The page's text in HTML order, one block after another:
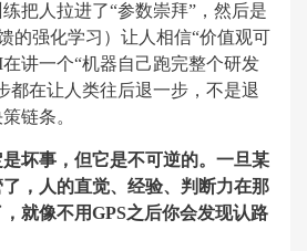
把人拉进了“参数崇拜”，然后是
的强化学习‌）让人相信“价值观可
在讲一个“机器自己跑完整个研发
都在让人类往后退一步，不是退
链条。
坏事，但它是不可逆的。一旦某
，人的直觉、经验、判断力在那
就像不用GPS之后你会发现认路